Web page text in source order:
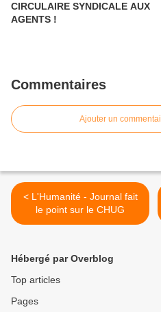
CIRCULAIRE SYNDICALE AUX
AGENTS !
Commentaires
Ajouter un
< L'Humanité - Journal fait
le point sur le CHUG
Hébergé par Overblog
Top articles
Pages